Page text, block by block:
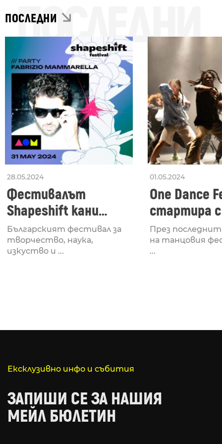
ПОСЛЕДНИ
ПОСЛЕДНИ
28.05.2024
Фестивалът
Shapeshift кани
Fabrizio Mammarella
за откриването си
Българският фестивал за
творчество, наука,
изкуство и ...
01.05.2024
One Dance
стартира
Lucid,
рейв
През
на танцовия
...
Ексклузивно инфо и събития
ЗАПИШИ СЕ ЗА НАШИЯ
МЕЙЛ БЮЛЕТИН